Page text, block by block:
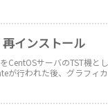
インストール
CentOSサーバのTST機と
が行われた後、グラフィ